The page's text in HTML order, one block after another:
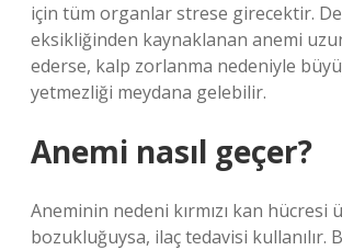
için tüm organlar strese girecektir.
eksikliğinden kaynaklanan anemi
ederse, kalp zorlanma nedeniyle
yetmezliği meydana gelebilir.
Anemi nasıl geçer?
Aneminin nedeni kırmızı kan hücresi
bozukluğuysa, ilaç tedavisi kullanılır.